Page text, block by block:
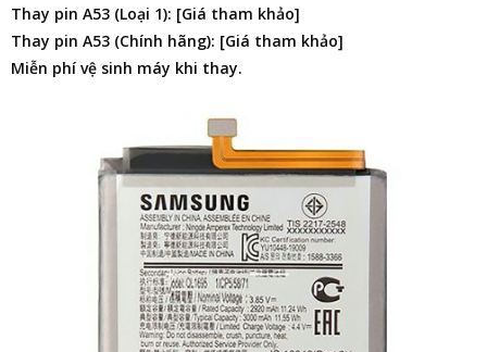
Thay pin A53 (Loại 1): [Giá tham khảo]
Thay pin A53 (Chính hãng): [Giá tham khảo]
Miễn phí vệ sinh máy khi thay.